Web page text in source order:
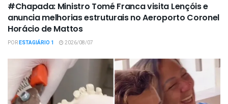
#Chapada: Ministro Tomé Franca visita Lençóis e
anuncia melhorias estruturais no Aeroporto Coronel
Horácio de Mattos
PORESTAGIÁRIO 1 2026/08/07